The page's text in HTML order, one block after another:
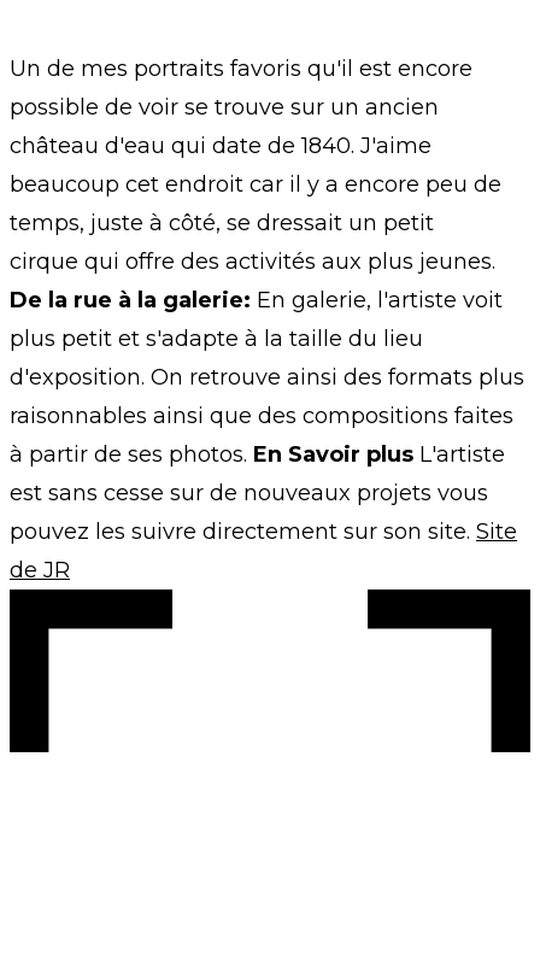
Un de mes portraits favoris qu'il est encore
possible de voir se trouve sur un ancien
château d'eau qui date de 1840. J'aime
beaucoup cet endroit car il y a encore peu de
temps, juste à côté, se dressait un petit
cirque qui offre des activités aux plus jeunes.
De la rue à la galerie: En galerie, l'artiste voit
plus petit et s'adapte à la taille du lieu
d'exposition. On retrouve ainsi des formats plus
raisonnables ainsi que des compositions faites
à partir de ses photos. En Savoir plus L'artiste
est sans cesse sur de nouveaux projets vous
pouvez les suivre directement sur son site. Site
de JR